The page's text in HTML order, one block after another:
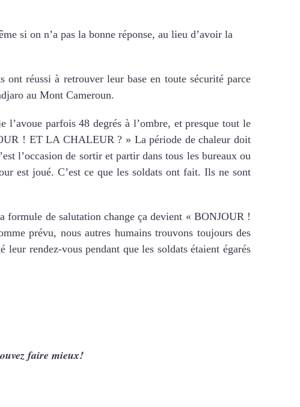
si on n’a pas la bonne réponse, au lieu d’avoir la
ont réussi à retrouver leur base en toute sécurité parce
au Mont Cameroun.
parfois 48 degrés à l’ombre, et presque tout le
! ET LA CHALEUR ? » La période de chaleur doit
l’occasion de sortir et partir dans tous les bureaux ou
est joué. C’est ce que les soldats ont fait. Ils ne sont
formule de salutation change ça devient « BONJOUR !
prévu, nous autres humains trouvons toujours des
rendez-vous pendant que les soldats étaient égarés
faire mieux!